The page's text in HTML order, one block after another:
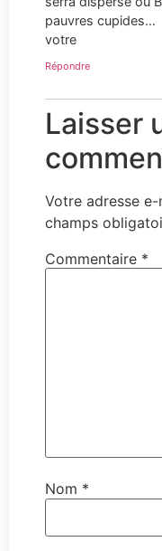
pauvres cupides…
votre
Répondre
Laisser
Votre adresse
champs
Commentaire *
Nom *